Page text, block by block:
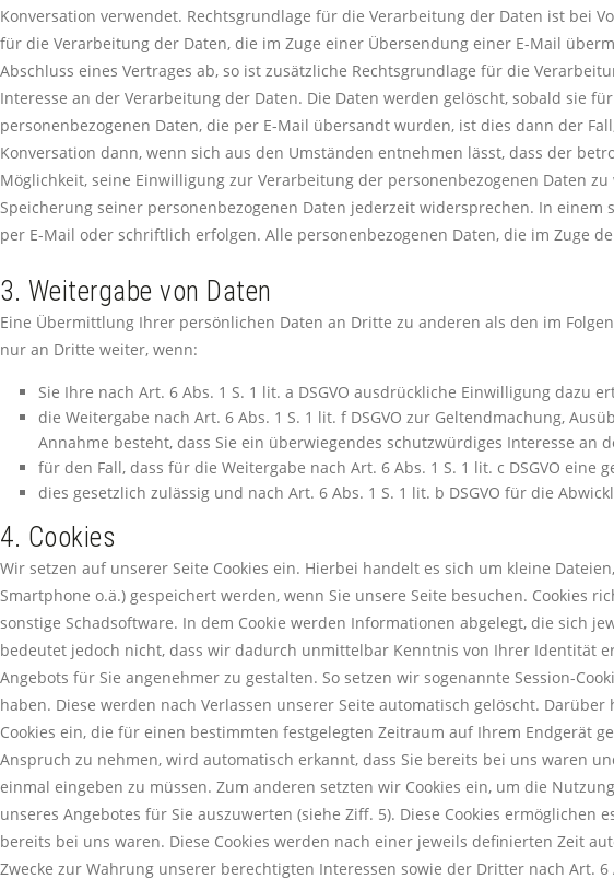
Konversation verwendet. Rechtsgrundlage für die Verarbeitung der Daten ist bei
für die Verarbeitung der Daten, die im Zuge einer Übersendung einer E-Mail
Abschluss eines Vertrages ab, so ist zusätzliche Rechtsgrundlage für die
Interesse an der Verarbeitung der Daten. Die Daten werden gelöscht, sobald sie
personenbezogenen Daten, die per E-Mail übersandt wurden, ist dies dann der
Konversation dann, wenn sich aus den Umständen entnehmen lässt, dass der
Möglichkeit, seine Einwilligung zur Verarbeitung der personenbezogenen Daten
Speicherung seiner personenbezogenen Daten jederzeit widersprechen. In
per E-Mail oder schriftlich erfolgen. Alle personenbezogenen Daten, die im Zuge
3. Weitergabe von Daten
Eine Übermittlung Ihrer persönlichen Daten an Dritte zu anderen als den im
nur an Dritte weiter, wenn:
Sie Ihre nach Art. 6 Abs. 1 S. 1 lit. a DSGVO ausdrückliche Einwilligung dazu
die Weitergabe nach Art. 6 Abs. 1 S. 1 lit. f DSGVO zur Geltendmachung,
Annahme besteht, dass Sie ein überwiegendes schutzwürdiges Interesse an
für den Fall, dass für die Weitergabe nach Art. 6 Abs. 1 S. 1 lit. c DSGVO eine
dies gesetzlich zulässig und nach Art. 6 Abs. 1 S. 1 lit. b DSGVO für die
4. Cookies
Wir setzen auf unserer Seite Cookies ein. Hierbei handelt es sich um kleine
Smartphone o.ä.) gespeichert werden, wenn Sie unsere Seite besuchen. Cookies
sonstige Schadsoftware. In dem Cookie werden Informationen abgelegt, die sich
bedeutet jedoch nicht, dass wir dadurch unmittelbar Kenntnis von Ihrer Identität
Angebots für Sie angenehmer zu gestalten. So setzen wir sogenannte Session-
haben. Diese werden nach Verlassen unserer Seite automatisch gelöscht.
Cookies ein, die für einen bestimmten festgelegten Zeitraum auf Ihrem Endgerät
Anspruch zu nehmen, wird automatisch erkannt, dass Sie bereits bei uns waren
einmal eingeben zu müssen. Zum anderen setzten wir Cookies ein, um die
unseres Angebotes für Sie auszuwerten (siehe Ziff. 5). Diese Cookies
bereits bei uns waren. Diese Cookies werden nach einer jeweils definierten Zeit
Zwecke zur Wahrung unserer berechtigten Interessen sowie der Dritter nach Art.